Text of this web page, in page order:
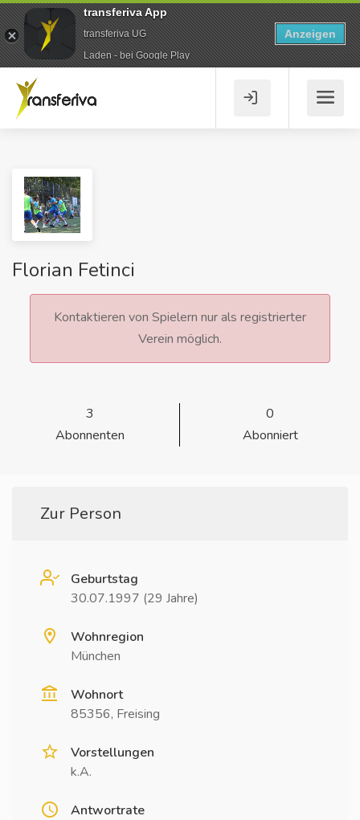
Florian Fetinci
Kontaktieren von Spielern nur als registrierter
Verein möglich.
3
Abonnenten
0
Abonniert
Zur Person
Geburtstag
30.07.1997 (29 Jahre)
Wohnregion
München
Wohnort
85356, Freising
Vorstellungen
k.A.
Antwortrate
transferiva App
transferiva UG
Laden - bei Google Play
Anzeigen